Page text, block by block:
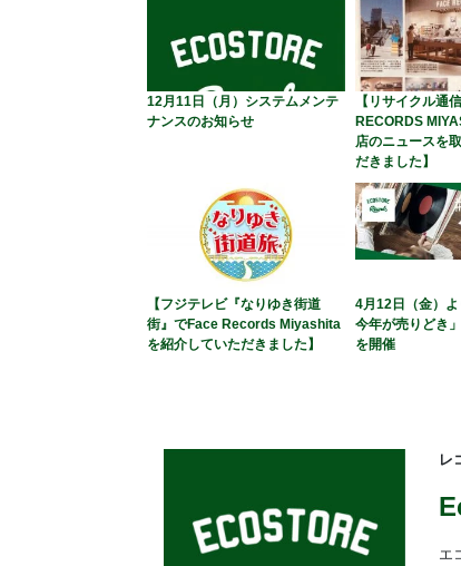
12月11日（月）システムメンテ
ナンスのお知らせ
【リサイクル通
RECORDS
店のニュースを
だきました】
【フジテレビ『なりゆき街道
街』でFace Records Miyashita
を紹介していただきました】
4月12日（金）
今年が売りどき
を開催
レ
エ